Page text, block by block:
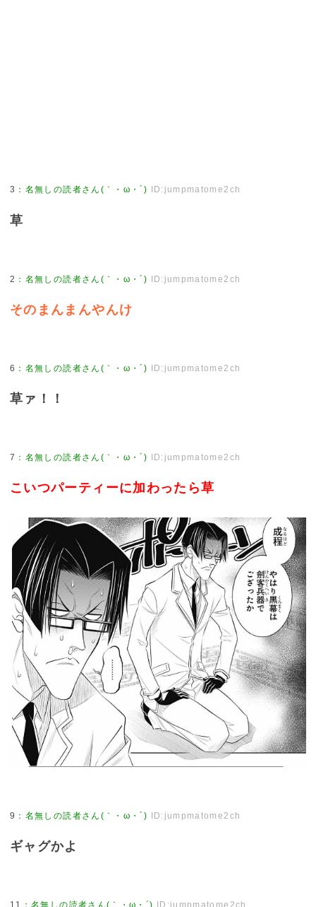
3 ： 名無しの読者さん(｀・ω・´) ID:jumpmatome2ch
草
2 ： 名無しの読者さん(｀・ω・´) ID:jumpmatome2ch
そのまんまんやんけ
6 ： 名無しの読者さん(｀・ω・´) ID:jumpmatome2ch
草ァ！！
7 ： 名無しの読者さん(｀・ω・´) ID:jumpmatome2ch
こいつパーティーに加わったら草
9 ： 名無しの読者さん(｀・ω・´) ID:jumpmatome2ch
ギャグかよ